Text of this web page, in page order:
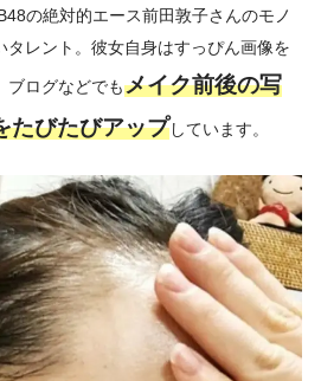
の絶対的エース前田敦子さんのモノ
タレント。彼女自身はすっぴん画像を
ブログなどでもメイク前後の写
たびたびアップしています。